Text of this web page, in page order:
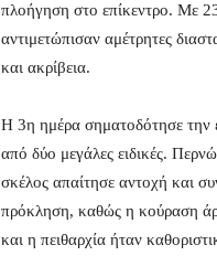
πλοήγηση στο επίκεντρο. Με
αντιμετώπισαν αμέτρητες
και ακρίβεια.
Η 3η ημέρα σηματοδότησε την
από δύο μεγάλες ειδικές.
σκέλος απαίτησε αντοχή και
πρόκληση, καθώς η κούραση
και η πειθαρχία ήταν